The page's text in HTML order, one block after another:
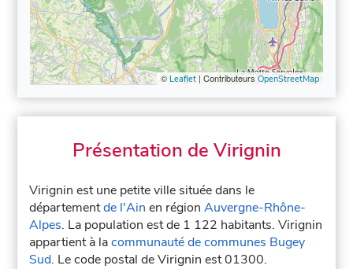
© Leaflet| ContributeursOpenStreetMap
Présentation de Virignin
Virignin est une petite ville située dans le
départementde l'Ain en régionAuvergne-Rhône-
Alpes. La population est de 1 122 habitants. Virignin
appartient à lacommunauté de communes Bugey
Sud. Le code postal de Virignin est 01300.